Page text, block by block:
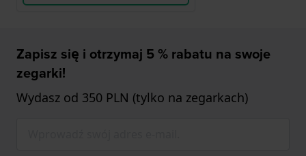
Zapisz się i otrzymaj 5 % rabatu na swoje
zegarki!
Wydasz od 350 PLN (tylko na zegarkach)